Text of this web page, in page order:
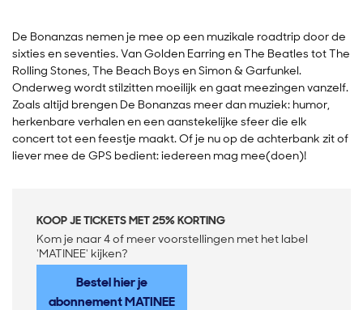
De Bonanzas nemen je mee op een muzikale roadtrip door de
sixties en seventies. Van Golden Earring en The Beatles tot The
Rolling Stones, The Beach Boys en Simon & Garfunkel.
Onderweg wordt stilzitten moeilijk en gaat meezingen vanzelf.
Zoals altijd brengen De Bonanzas meer dan muziek: humor,
herkenbare verhalen en een aanstekelijke sfeer die elk
concert tot een feestje maakt. Of je nu op de achterbank zit of
liever mee de GPS bedient: iedereen mag mee(doen)!
KOOP JE TICKETS MET 25% KORTING
Kom je naar 4 of meer voorstellingen met het label
'MATINEE' kijken?
Bestel hier je
abonnement MATINEE